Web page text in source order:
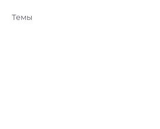
Темы